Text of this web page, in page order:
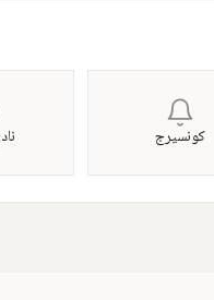
كونسيرج